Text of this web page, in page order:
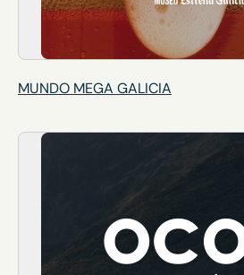
MUNDO MEGA GALICIA